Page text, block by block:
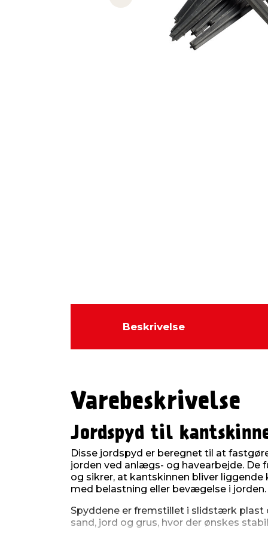
Previous slide
Beskrivelse
Varebeskrivelse
Jordspyd til
Disse jordspyd er beregnet til at
jorden ved anlægs- og havearbejde. De
og sikrer, at kantskinnen bliver
med belastning eller bevægelse i jorden.
Spyddene er fremstillet i slidstærk plast
sand, jord og grus, hvor der ønskes